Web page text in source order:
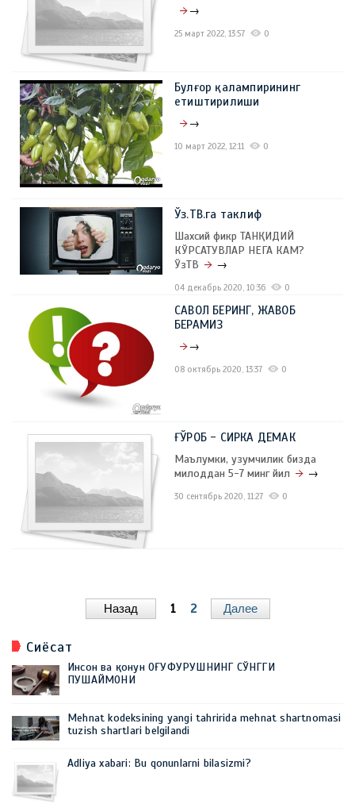
→
25 март 2022, 13:57 0
Булғор қалампирининг
етиштирилиши
→
10 март 2022, 12:11 0
Ўз.ТВ.га таклиф
Шахсий фикр ТАНҚИДИЙ
КЎРСАТУВЛАР НЕГА КАМ?
ЎзТВ
→
04 декабрь 2020, 10:36 0
САВОЛ БЕРИНГ, ЖАВОБ
БЕРАМИЗ
→
08 октябрь 2020, 13:37 0
ҒЎРОБ - СИРКА ДЕМАК
Маълумки, узумчилик бизда
милоддан 5-7 минг йил
→
30 сентябрь 2020, 11:27 0
Назад 1 2 Далее
Сиёсат
Инсон ва қонун ОҒУФУРУШНИНГ СЎНГГИ
ПУШАЙМОНИ
Mehnat kodeksining yangi tahririda mehnat shartnomasi
tuzish shartlari belgilandi
Adliya xabari: Bu qonunlarni bilasizmi?